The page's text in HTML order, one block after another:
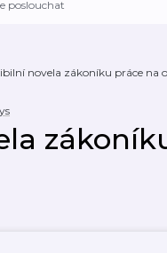
novela zákoníku práce na